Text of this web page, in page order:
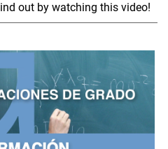
out by watching this video!